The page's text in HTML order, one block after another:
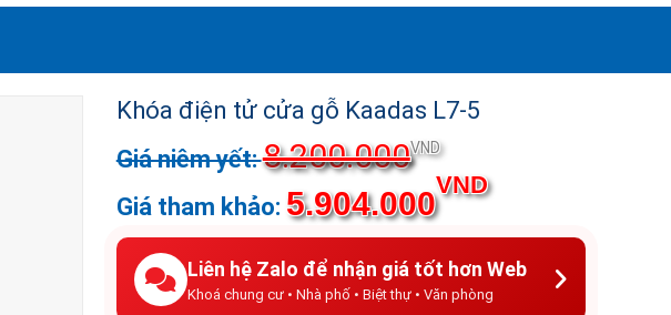
Khóa điện tử cửa gỗ Kaadas L7-5
8.200.000VNDGiá
gốc
là:
8.200.000VND.
5.904.000
VNDGiá
tại
là:
5.904.000VND.
Liên hệ Zalo để nhận giá tốt hơn Web
Khoá chung cư • Nhà phố • Biệt thự • Văn phòng